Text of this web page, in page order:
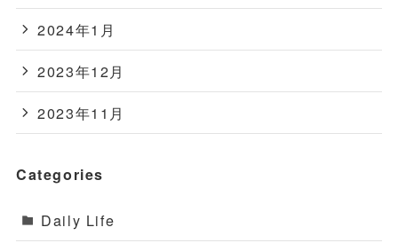
2024年1月
2023年12月
2023年11月
Categories
Daily Life